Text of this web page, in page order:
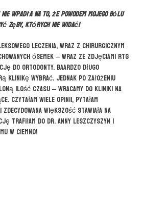
wpadła na to, że powodem mojego bólu
zęby, których nie widać!
leczenia, wraz z chirurgicznym
ósemek – wraz ze zdjęciami RTG
do ortodonty. Baardzo długo
klinikę wybrać. Jednak po założeniu
ilość czasu – wracamy do kliniki na
Czytałam wiele opinii, pytałam
większość stawiała na
trafiłam do dr. Anny Leszczyszyn i
w ciemno!